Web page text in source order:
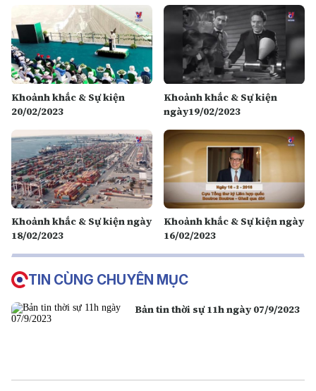
Khoảnh khắc & Sự kiện
20/02/2023
Khoảnh khắc & Sự kiện
ngày19/02/2023
Khoảnh khắc & Sự kiện ngày
18/02/2023
Khoảnh khắc & Sự kiện ngày
16/02/2023
TIN CÙNG CHUYÊN MỤC
Bản tin thời sự 11h ngày 07/9/2023